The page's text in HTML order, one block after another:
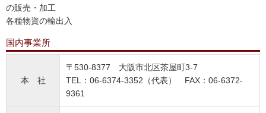
の販売・加工
各種物資の輸出入
国内事業所
本 社
〒530-8377 大阪市北区茶屋町3-7
TEL：06-6374-3352（代表） FAX：06-6372-
9361